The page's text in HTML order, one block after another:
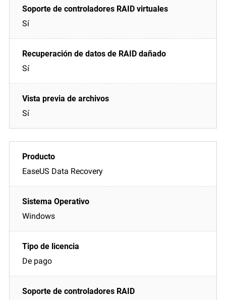
Sí
Sí
Sí
EaseUS Data Recovery
Windows
De pago